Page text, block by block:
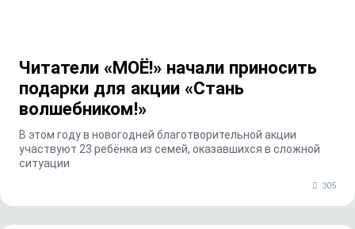
Читатели «МОЁ!» начали приносить
подарки для акции «Стань
волшебником!»
В этом году в новогодней благотворительной акции
участвуют 23 ребёнка из семей, оказавшихся в сложной
ситуации
305